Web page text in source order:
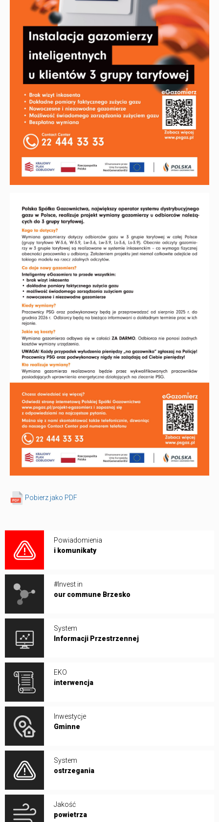
Pobierz jako PDF
Powiadomienia
i komunikaty
#Invest in
our commune Brzesko
System
Informacji Przestrzennej
EKO
interwencja
Inwestycje
Gminne
System
ostrzegania
Jakość
powietrza